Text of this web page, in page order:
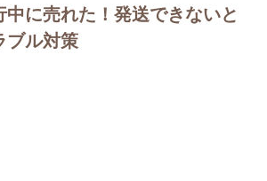
中に売れた！発送できないと
ブル対策